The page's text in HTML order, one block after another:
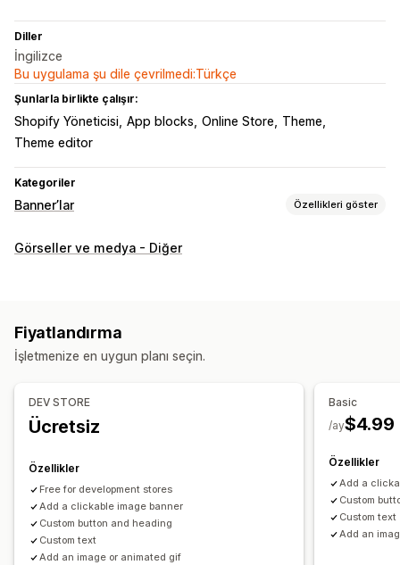
Diller
İngilizce
Bu uygulama şu dile çevrilmedi:Türkçe
Şunlarla birlikte çalışır:
Shopify Yöneticisi App blocks Online Store
Theme
Theme editor
Kategoriler
Banner’lar Özellikleri göster
Banner türü
Banner konumu Bağlantılar ve düğmeler
Renk ve yazı tipi
Mobil duyarlı
Görseller ve medya - Diğer
Fiyatlandırma
İşletmenize en uygun planı seçin.
DEV STORE
Ücretsiz
Özellikler
Free for development stores
Add a clickable image banner
Custom button and heading
Custom text
Add an image or animated gif
Basic
$4.99
/ay
Özellikler
Add a
Custom
Custom text
Add an